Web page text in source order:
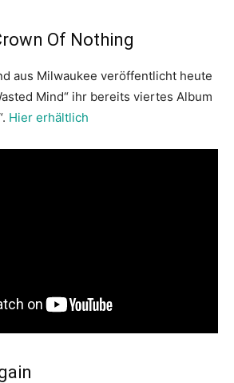
Of Nothing
aus Milwaukee veröffentlicht heute
Mind“ ihr bereits viertes Album
Hier erhältlich